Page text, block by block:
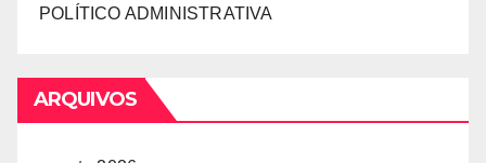
POLÍTICO ADMINISTRATIVA
ARQUIVOS